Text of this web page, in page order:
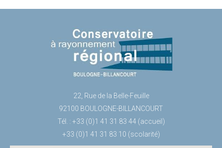
22, Rue de la Belle-Feuille
92100 BOULOGNE-BILLANCOURT
Tél. : +33 (0)1 41 31 83 44 (accueil)
+33 (0)1 41 31 83 10 (scolarité)